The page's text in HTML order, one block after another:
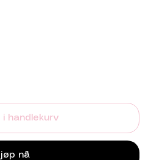
i handlekurv
nå